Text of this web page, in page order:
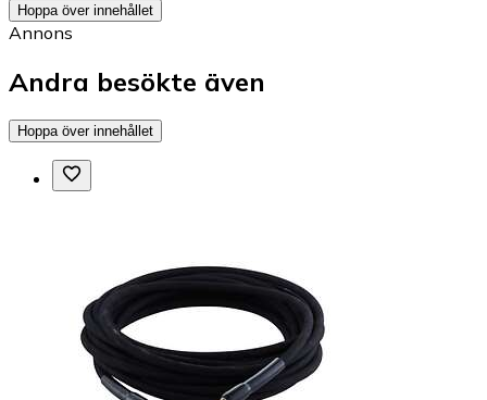
Hoppa över innehållet
Annons
Andra besökte även
Hoppa över innehållet